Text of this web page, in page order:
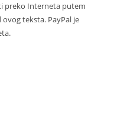
preko Interneta putem
teksta. PayPal je